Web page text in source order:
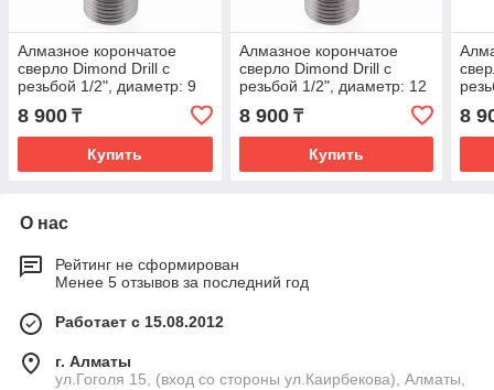
Алмазное корончатое
сверло Dimond Drill с
резьбой 1/2", диаметр: 9
8 900 ₸
Купить
Алмазное корончатое
сверло Dimond Drill с
резьбой 1/2", диаметр: 12
8 900₸
Купить
8
О нас
Рейтинг не сформирован
Менее 5 отзывов за последний год
Работает с 15.08.2012
г. Алматы
ул.Гоголя 15, (вход со стороны ул.Каирбекова), Алматы,